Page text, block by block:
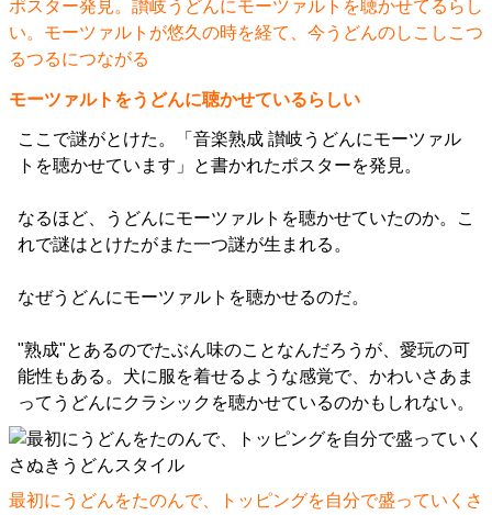
ポスター発見。讃岐うどんにモーツァルトを聴かせてるらし
い。モーツァルトが悠久の時を経て、今うどんのしこしこつ
るつるにつながる
モーツァルトをうどんに聴かせているらしい
ここで謎がとけた。「音楽熟成 讃岐うどんにモーツァル
トを聴かせています」と書かれたポスターを発見。
なるほど、うどんにモーツァルトを聴かせていたのか。こ
れで謎はとけたがまた一つ謎が生まれる。
なぜうどんにモーツァルトを聴かせるのだ。
"熟成"とあるのでたぶん味のことなんだろうが、愛玩の可
能性もある。犬に服を着せるような感覚で、かわいさあま
ってうどんにクラシックを聴かせているのかもしれない。
最初にうどんをたのんで、トッピングを自分で盛っていくさ